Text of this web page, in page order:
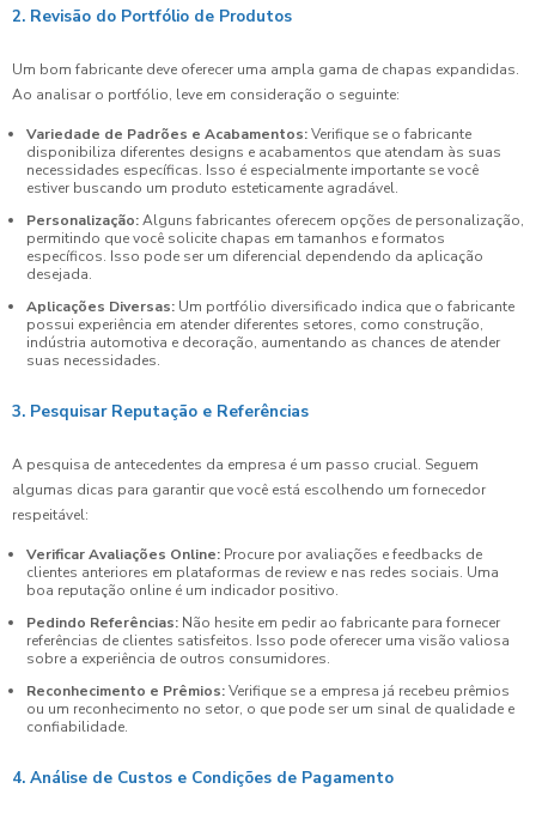
2. Revisão do Portfólio de Produtos
Um bom fabricante deve oferecer uma ampla gama de chapas expandidas.
Ao analisar o portfólio, leve em consideração o seguinte:
Variedade de Padrões e Acabamentos:Verifique se o fabricante
disponibiliza diferentes designs e acabamentos que atendam às suas
necessidades específicas. Isso é especialmente importante se você
estiver buscando um produto esteticamente agradável.
Personalização:Alguns fabricantes oferecem opções de personalização,
permitindo que você solicite chapas em tamanhos e formatos
específicos. Isso pode ser um diferencial dependendo da aplicação
desejada.
Aplicações Diversas: Um portfólio diversificado indica que o fabricante
possui experiência em atender diferentes setores, como construção,
indústria automotiva e decoração, aumentando as chances de atender
suas necessidades.
3. Pesquisar Reputação e Referências
A pesquisa de antecedentes da empresa é um passo crucial. Seguem
algumas dicas para garantir que você está escolhendo um fornecedor
respeitável:
Verificar Avaliações Online: Procure por avaliações e feedbacks de
clientes anteriores em plataformas de review e nas redes sociais. Uma
boa reputação online é um indicador positivo.
Pedindo Referências: Não hesite em pedir ao fabricante para fornecer
referências de clientes satisfeitos. Isso pode oferecer uma visão valiosa
sobre a experiência de outros consumidores.
Reconhecimento e Prêmios:Verifique se a empresa já recebeu prêmios
ou um reconhecimento no setor, o que pode ser um sinal de qualidade e
confiabilidade.
4. Análise de Custos e Condições de Pagamento